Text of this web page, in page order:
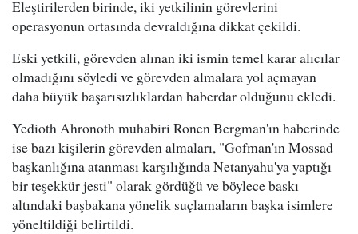
Eleştirilerden birinde, iki yetkilinin görevlerini
operasyonun ortasında devraldığına dikkat çekildi.
Eski yetkili, görevden alınan iki ismin temel karar alıcılar
olmadığını söyledi ve görevden almalara yol açmayan
daha büyük başarısızlıklardan haberdar olduğunu ekledi.
Yedioth Ahronoth muhabiri Ronen Bergman'ın haberinde
ise bazı kişilerin görevden almaları, "Gofman'ın Mossad
başkanlığına atanması karşılığında Netanyahu'ya yaptığı
bir teşekkür jesti" olarak gördüğü ve böylece baskı
altındaki başbakana yönelik suçlamaların başka isimlere
yöneltildiği belirtildi.